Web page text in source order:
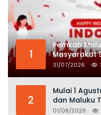
1
Pemkab
Masyarakat
dengan
31/07/2026
2
Mulai 1
dan Maluku
01/08/2026